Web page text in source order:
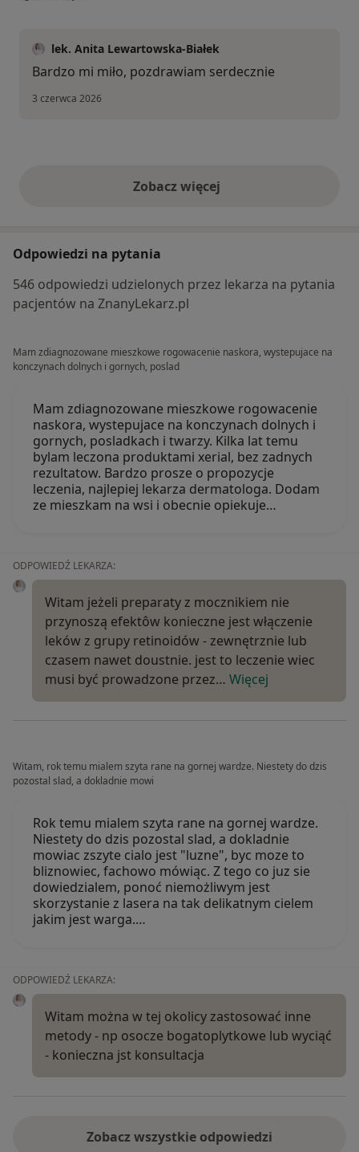
lek. Anita Lewartowska-Białek
Bardzo mi miło, pozdrawiam serdecznie
3 czerwca 2026
Zobacz więcejopinie powyżej
Odpowiedzi na pytania
546 odpowiedzi udzielonych przez lekarza na pytania
pacjentów na ZnanyLekarz.pl
Mam zdiagnozowane mieszkowe rogowacenie naskora, wystepujace na
konczynach dolnych i gornych, poslad
Mam zdiagnozowane mieszkowe rogowacenie
naskora, wystepujace na konczynach dolnych i
gornych, posladkach i twarzy. Kilka lat temu
bylam leczona produktami xerial, bez zadnych
rezultatow. Bardzo prosze o propozycje
leczenia, najlepiej lekarza dermatologa. Dodam
ze mieszkam na wsi i obecnie opiekuje…
ODPOWIEDŹ LEKARZA:
Witam jeżeli preparaty z mocznikiem nie
przynoszą efektôw konieczne jest włączenie
leków z grupy retinoidów - zewnętrznie lub
czasem nawet doustnie. jest to leczenie wiec
musi być prowadzone przez… Więcej
Witam, rok temu mialem szyta rane na gornej wardze. Niestety do dzis
pozostal slad, a dokladnie mowi
Rok temu mialem szyta rane na gornej wardze.
Niestety do dzis pozostal slad, a dokladnie
mowiac zszyte cialo jest "luzne", byc moze to
bliznowiec, fachowo mówiąc. Z tego co juz sie
dowiedzialem, ponoć niemożliwym jest
skorzystanie z lasera na tak delikatnym cielem
jakim jest warga.…
ODPOWIEDŹ LEKARZA:
Witam można w tej okolicy zastosować inne
metody - np osocze bogatoplytkowe lub wyciąć
- konieczna jst konsultacja
Zobacz wszystkie odpowiedzi